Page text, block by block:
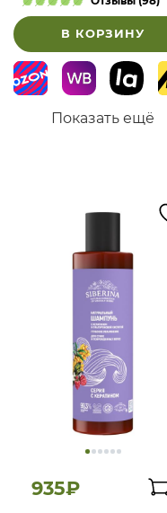
В КОРЗИНУ
Показать ещё
935₽